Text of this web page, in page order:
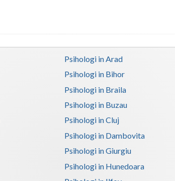
Psihologi in Arad
Psihologi in Bihor
Psihologi in Braila
Psihologi in Buzau
Psihologi in Cluj
Psihologi in Dambovita
Psihologi in Giurgiu
Psihologi in Hunedoara